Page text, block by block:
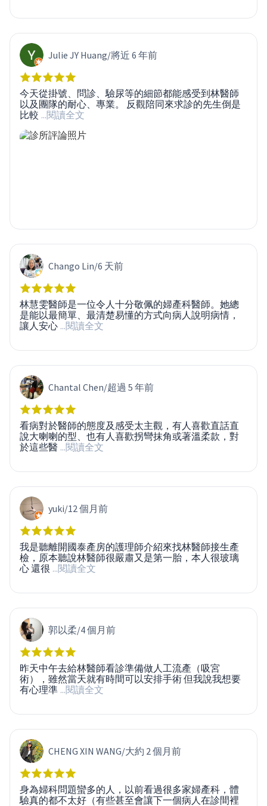
Julie JY Huang/將近 6 年前
今天從掛號、問診、驗尿等的細節都能感受到林醫師
以及團隊的耐心、專業。 反觀陪同來求診的先生倒是
比較 ...閱讀全文
Chango Lin/6 天前
林慧雯醫師是一位令人十分敬佩的婦產科醫師。她總
是能以最簡單、最清楚易懂的方式向病人說明病情，
讓人安心 ...閱讀全文
Chantal Chen/超過 5 年前
看病對於醫師的態度及感受太主觀，有人喜歡直話直
說大喇喇的型、也有人喜歡拐彎抹角或著溫柔款，對
於這些醫 ...閱讀全文
yuki/12 個月前
我是聽離開國泰產房的護理師介紹來找林醫師接生產
檢，原本聽說林醫師很嚴肅又是第一胎，本人很玻璃
心 還很 ...閱讀全文
郭以柔/4 個月前
昨天中午去給林醫師看診準備做人工流產（吸宮
術），雖然當天就有時間可以安排手術 但我說我想要
有心理準 ...閱讀全文
CHENG XIN WANG/大約 2 個月前
身為婦科問題蠻多的人，以前看過很多家婦產科，體
驗真的都不太好（有些甚至會讓下一個病人在診間裡